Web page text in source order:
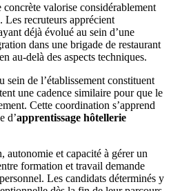
valorise considérablement
Les recruteurs apprécient
déjà évolué au sein d’une
dans une brigade de restaurant
au-delà des aspects techniques.
sein de l’établissement constituent
une cadence similaire pour que le
Cette coordination s’apprend
d’apprentissage hôtellerie
et capacité à gérer un
formation et travail demande
Les candidats déterminés y